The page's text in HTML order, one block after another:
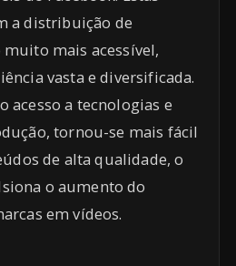
a distribuição de
mais acessível,
vasta e diversificada.
acesso a tecnologias e
tornou-se mais fácil
de alta qualidade, o
o aumento do
em vídeos.